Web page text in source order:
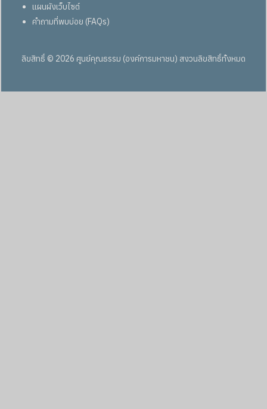
แผนผังเว็บไซต์
คำถามที่พบบ่อย (FAQs)
ลิขสิทธิ์ © 2026 ศูนย์คุณธรรม (องค์การมหาชน) สงวนลิขสิทธิ์ทั้งหมด